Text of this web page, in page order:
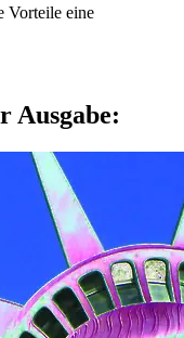
Vorteile eine
Ausgabe: